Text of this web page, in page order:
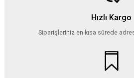
Hızlı Kargo
Siparişleriniz en kısa sürede